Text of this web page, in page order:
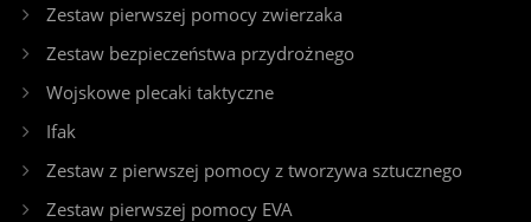
Zestaw pierwszej pomocy zwierzaka
Zestaw bezpieczeństwa przydrożnego
Wojskowe plecaki taktyczne
Ifak
Zestaw z pierwszej pomocy z tworzywa sztucznego
Zestaw pierwszej pomocy EVA